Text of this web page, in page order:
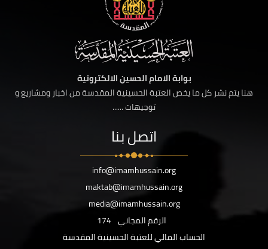
بوابة الامام الحسين الالكترونية
هنا يتم نشر كل ما يخص العتبة الحسينية المقدسة من اخبار ومشاريع و
توجيهات ......
اتصل بنا
info@imamhussain.org
maktab@imamhussain.org
media@imamhussain.org
الرقم المجاني 174
الحساب المالي للعتبة الحسينية المقدسة